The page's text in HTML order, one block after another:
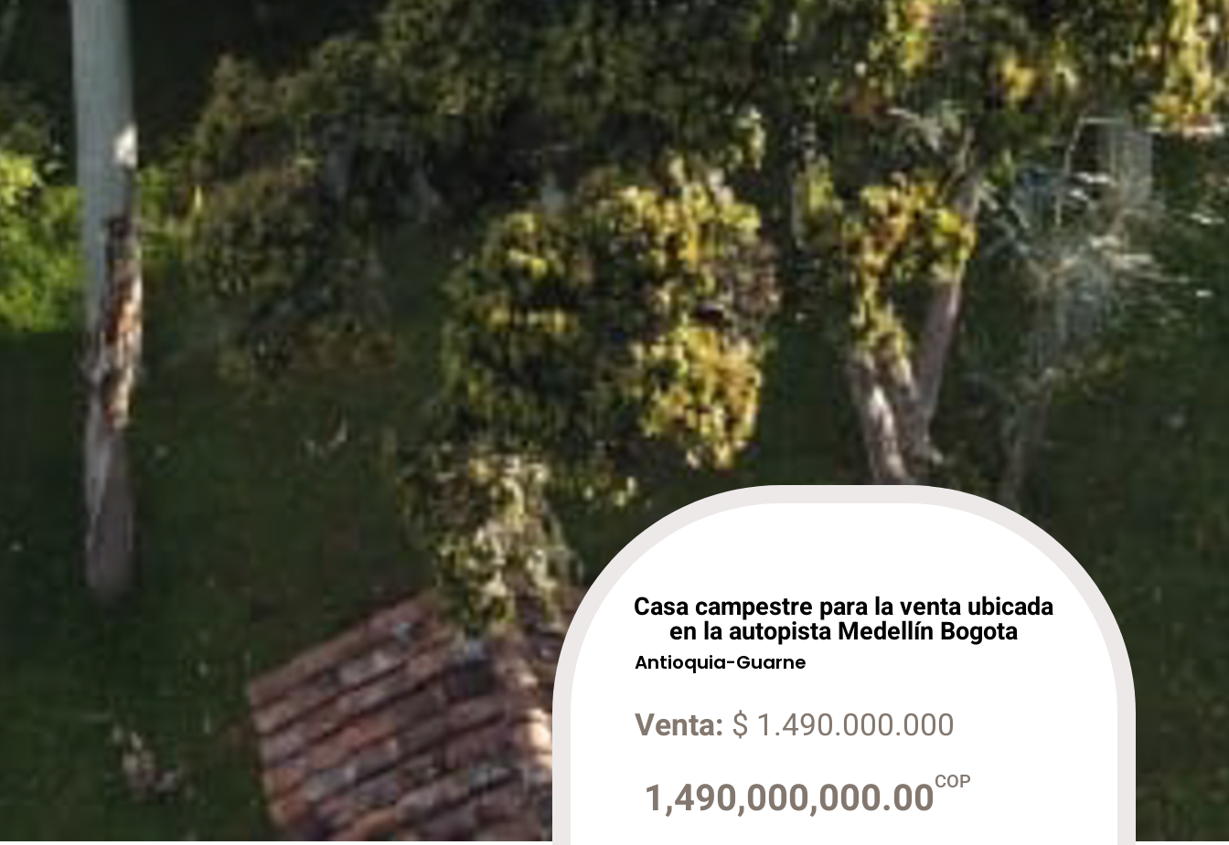
Casa campestre para la venta ubicada
en la autopista Medellín Bogota
Antioquia-Guarne
Venta: $ 1.490.000.000
1,490,000,000.00COP